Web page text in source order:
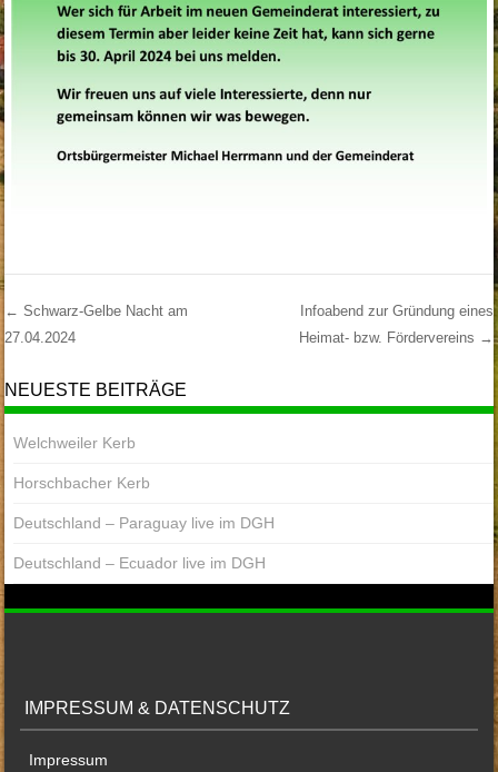
Post Navigation
← Schwarz-Gelbe Nacht am
27.04.2024
Infoabend zur Gründung eines
Heimat- bzw. Fördervereins →
NEUESTE BEITRÄGE
Welchweiler Kerb
Horschbacher Kerb
Deutschland – Paraguay live im DGH
Deutschland – Ecuador live im DGH
IMPRESSUM & DATENSCHUTZ
Impressum